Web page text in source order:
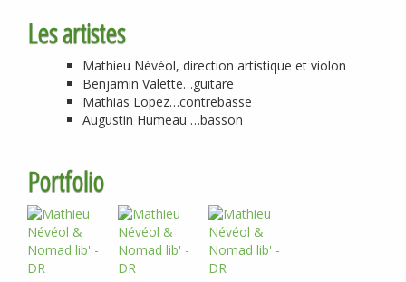
Les artistes
Mathieu Névéol, direction artistique et violon
Benjamin Valette…guitare
Mathias Lopez…contrebasse
Augustin Humeau …basson
Portfolio